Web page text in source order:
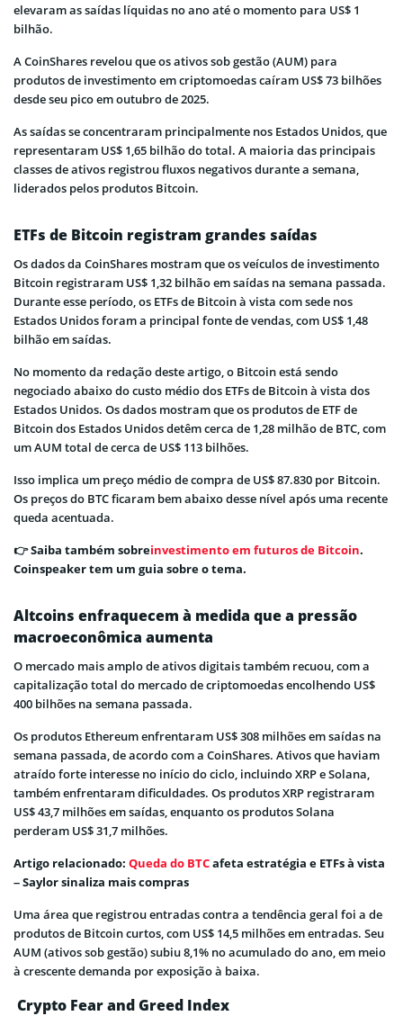
elevaram as saídas líquidas no ano até o momento para US$ 1
bilhão.
A CoinShares revelou que os ativos sob gestão (AUM) para
produtos de investimento em criptomoedas caíram US$ 73 bilhões
desde seu pico em outubro de 2025.
As saídas se concentraram principalmente nos Estados Unidos, que
representaram US$ 1,65 bilhão do total. A maioria das principais
classes de ativos registrou fluxos negativos durante a semana,
liderados pelos produtos Bitcoin.
ETFs de Bitcoin registram grandes saídas
Os dados da CoinShares mostram que os veículos de investimento
Bitcoin registraram US$ 1,32 bilhão em saídas na semana passada.
Durante esse período, os ETFs de Bitcoin à vista com sede nos
Estados Unidos foram a principal fonte de vendas, com US$ 1,48
bilhão em saídas.
No momento da redação deste artigo, o Bitcoin está sendo
negociado abaixo do custo médio dos ETFs de Bitcoin à vista dos
Estados Unidos. Os dados mostram que os produtos de ETF de
Bitcoin dos Estados Unidos detêm cerca de 1,28 milhão de BTC, com
um AUM total de cerca de US$ 113 bilhões.
Isso implica um preço médio de compra de US$ 87.830 por Bitcoin.
Os preços do BTC ficaram bem abaixo desse nível após uma recente
queda acentuada.
👉 Saiba também sobreinvestimento em futuros de Bitcoin.
Coinspeaker tem um guia sobre o tema.
Altcoins enfraquecem à medida que a pressão
macroeconômica aumenta
O mercado mais amplo de ativos digitais também recuou, com a
capitalização total do mercado de criptomoedas encolhendo US$
400 bilhões na semana passada.
Os produtos Ethereum enfrentaram US$ 308 milhões em saídas na
semana passada, de acordo com a CoinShares. Ativos que haviam
atraído forte interesse no início do ciclo, incluindo XRP e Solana,
também enfrentaram dificuldades. Os produtos XRP registraram
US$ 43,7 milhões em saídas, enquanto os produtos Solana
perderam US$ 31,7 milhões.
Artigo relacionado: Queda do BTCafeta estratégia e ETFs à vista
– Saylor sinaliza mais compras
Uma área que registrou entradas contra a tendência geral foi a de
produtos de Bitcoin curtos, com US$ 14,5 milhões em entradas. Seu
AUM (ativos sob gestão) subiu 8,1% no acumulado do ano, em meio
à crescente demanda por exposição à baixa.
Crypto Fear and Greed Index